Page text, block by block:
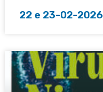
22 e 23-02-2026